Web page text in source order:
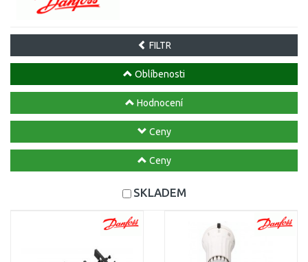
FILTR
Oblíbenosti
Hodnocení
Ceny
Ceny
SKLADEM